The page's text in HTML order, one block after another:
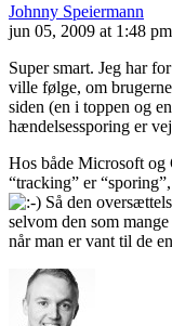
Johnny Speiermann
jun 05, 2009 at 1:48 pm
Super smart. Jeg har
ville følge, om
siden (en i toppen og
hændelsessporing er
Hos både Microsoft og
“tracking” er
Så den
selvom den som
når man er vant til de